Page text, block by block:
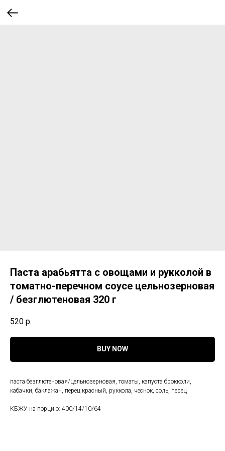
Паста арабьятта с овощами и рукколой в
томатно-перечном соусе цельнозерновая
/ безглютеновая 320 г
520 р.
BUY NOW
паста безглютеновая/цельнозерновая, томаты, капуста брокколи,
кабачки, баклажан, перец красный, руккола, чеснок, соль, перец
КБЖУ на порцию: 400/14/10/64